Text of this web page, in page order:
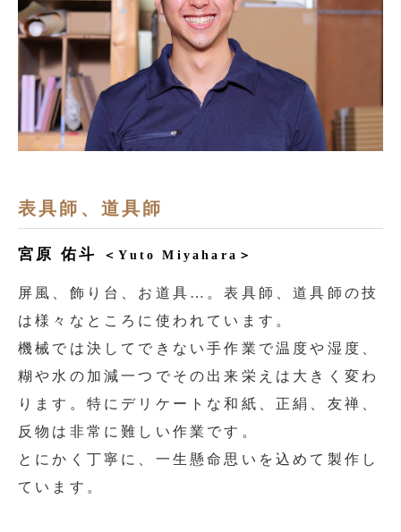
表具師、道具師
宮原 佑斗 ＜Yuto Miyahara＞
屏風、飾り台、お道具…。表具師、道具師の技
は様々なところに使われています。
機械では決してできない手作業で温度や湿度、
糊や水の加減一つでその出来栄えは大きく変わ
ります。特にデリケートな和紙、正絹、友禅、
反物は非常に難しい作業です。
とにかく丁寧に、一生懸命思いを込めて製作し
ています。